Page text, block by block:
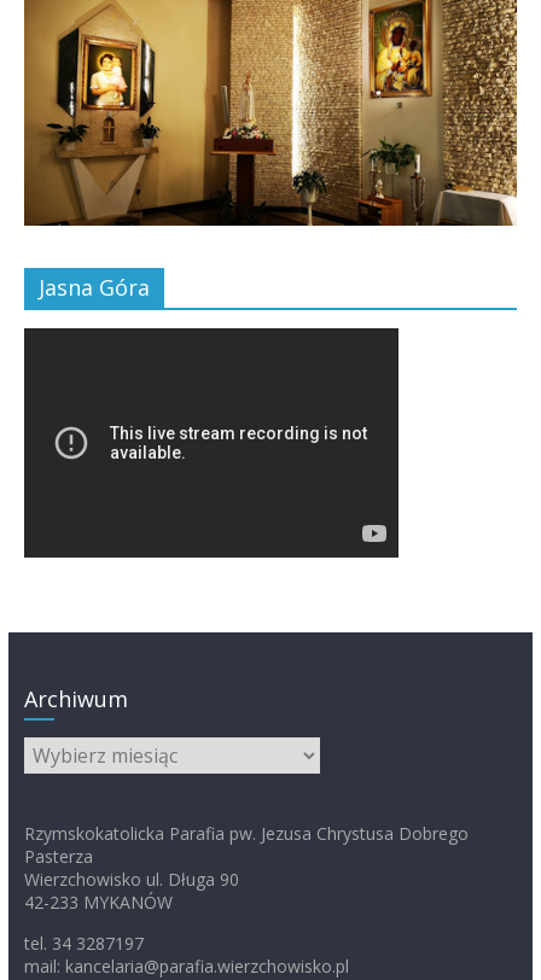
Jasna Góra
Archiwum
Archiwum
Rzymskokatolicka Parafia pw. Jezusa Chrystusa Dobrego
Pasterza
Wierzchowisko ul. Długa 90
42-233 MYKANÓW
tel. 34 3287197
mail: kancelaria@parafia.wierzchowisko.pl